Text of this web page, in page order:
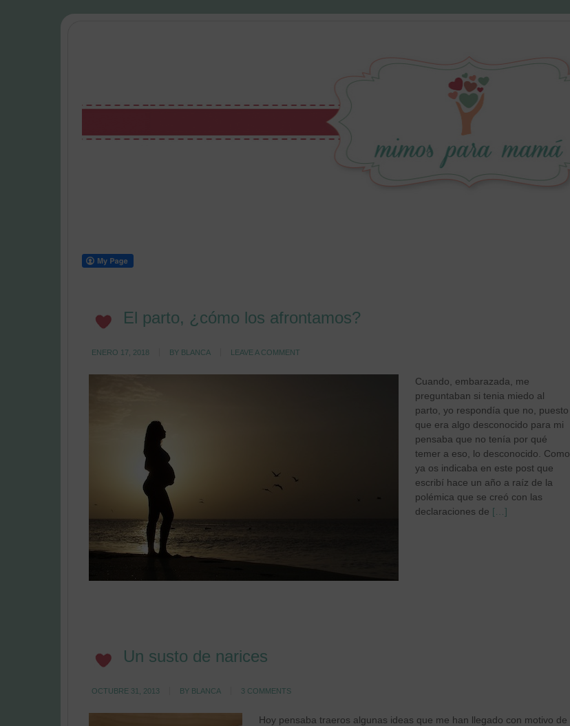
El parto, ¿cómo los afrontamos?
ENERO 17, 2018 BY BLANCA LEAVE A COMMENT
Cuando, embarazada, me
preguntaban si tenia miedo al
parto, yo respondía que no, puesto
que era algo desconocido para mi
pensaba que no tenía por qué
temer a eso, lo desconocido. Como
ya os indicaba en este post que
escribí hace un año a raíz de la
polémica que se creó con las
declaraciones de […]
Un susto de narices
OCTUBRE 31, 2013 BY BLANCA 3 COMMENTS
Hoy pensaba traeros algunas ideas que me han llegado con motivo de